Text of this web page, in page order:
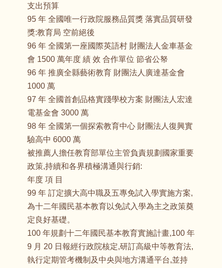
支出預算
95 年 全國唯一行政院服務品質獎 落實品質研發
獎:教育局 空前絕後
96 年 全國第一座國際英語村 財團法人金車基金
會 1500 萬年度 績 效 合作單位 節省公帑
96 年 推廣全縣藝術教育 財團法人廣達基金會
1000 萬
97 年 全國首創品格實踐學校方案 財團法人宏達
電基金會 3000 萬
98 年 全國第一個探索教育中心 財團法人復興實
驗高中 6000 萬
被推薦人擔任教育部單位主管負責規劃國家重要
政策,持續和各界積極溝通與行銷:
年度 項 目
99 年 訂定擴大高中職及五專免試入學實施方案,
為十二年國民基本教育以免試入學為主之政策奠
定良好基礎。
100 年規劃十二年國民基本教育實施計畫,100 年
9 月 20 日報經行政院核定,研訂高級中等教育法,
執行定期管考機制及中央與地方溝通平台,並持